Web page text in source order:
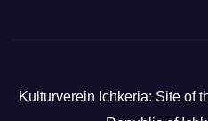
Kulturverein Ichkeria: Site of